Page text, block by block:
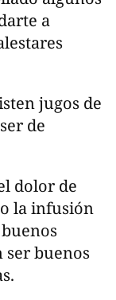
a
jugos de
de
dolor de
la infusión
ser buenos